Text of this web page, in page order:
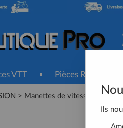
VTT Pièces Route
> Manettes de vitesses >
Ils